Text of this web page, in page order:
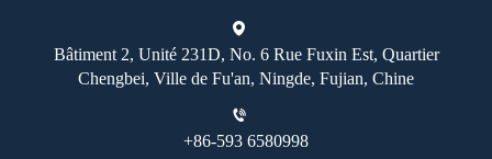
Bâtiment 2, Unité 231D, No. 6 Rue Fuxin Est, Quartier
Chengbei, Ville de Fu'an, Ningde, Fujian, Chine
+86-593 6580998